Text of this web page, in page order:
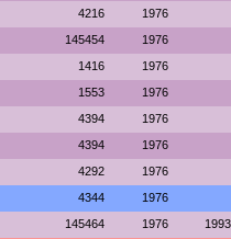
4216 1976
145454 1976
1416 1976
1553 1976
4394 1976
4394 1976
4292 1976
4344 1976
145464 1976 1993